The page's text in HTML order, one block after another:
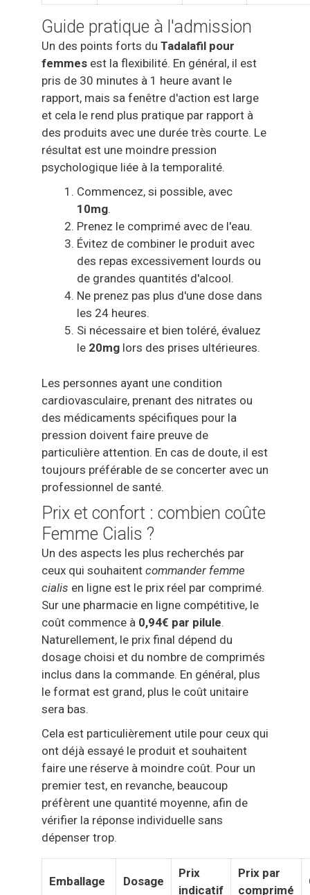
Guide pratique à l'admission
Un des points forts du Tadalafil pour
femmes est la flexibilité. En général, il est
pris de 30 minutes à 1 heure avant le
rapport, mais sa fenêtre d'action est large
et cela le rend plus pratique par rapport à
des produits avec une durée très courte. Le
résultat est une moindre pression
psychologique liée à la temporalité.
Commencez, si possible, avec
10mg.
Prenez le comprimé avec de l'eau.
Évitez de combiner le produit avec
des repas excessivement lourds ou
de grandes quantités d'alcool.
Ne prenez pas plus d'une dose dans
les 24 heures.
Si nécessaire et bien toléré, évaluez
le 20mg lors des prises ultérieures.
Les personnes ayant une condition
cardiovasculaire, prenant des nitrates ou
des médicaments spécifiques pour la
pression doivent faire preuve de
particulière attention. En cas de doute, il est
toujours préférable de se concerter avec un
professionnel de santé.
Prix et confort : combien coûte
Femme Cialis ?
Un des aspects les plus recherchés par
ceux qui souhaitent commander femme
cialis en ligne est le prix réel par comprimé.
Sur une pharmacie en ligne compétitive, le
coût commence à 0,94€ par pilule.
Naturellement, le prix final dépend du
dosage choisi et du nombre de comprimés
inclus dans la commande. En général, plus
le format est grand, plus le coût unitaire
sera bas.
Cela est particulièrement utile pour ceux qui
ont déjà essayé le produit et souhaitent
faire une réserve à moindre coût. Pour un
premier test, en revanche, beaucoup
préfèrent une quantité moyenne, afin de
vérifier la réponse individuelle sans
dépenser trop.
Emballage Dosage
Prix
indicatif
Prix par
comprimé